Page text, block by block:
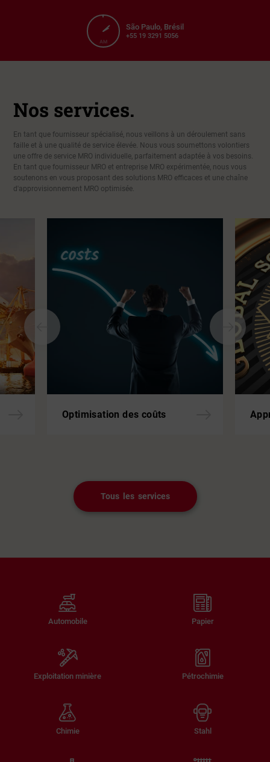
Shanghai, Chine
Nos services.
En tant que fournisseur spécialisé, nous veillons à un déroulement sans
faille et à une qualité de service élevée. Nous vous soumettons volontiers
une offre de service MRO individuelle, parfaitement adaptée à vos besoins.
En tant que fournisseur MRO et entreprise MRO expérimentée, nous vous
soutenons en vous proposant des solutions MRO efficaces et une chaîne
d'approvisionnement MRO optimisée.
Optimisation des coûts
Tous les services
Automobile
Exploitation minière
Chimie
Papier
Pétrochimie
Stahl